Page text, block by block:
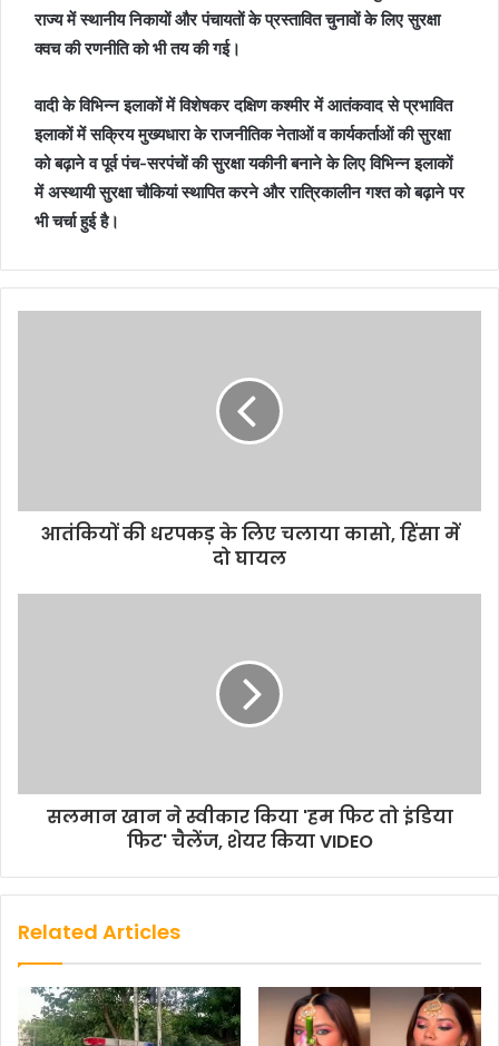
राज्य में स्थानीय निकायों और पंचायतों के प्रस्तावित चुनावों के लिए सुरक्षा
क्वच की रणनीति को भी तय की गई।
वादी के विभिन्न इलाकों में विशेषकर दक्षिण कश्मीर में आतंकवाद से प्रभावित
इलाकों में सक्रिय मुख्यधारा के राजनीतिक नेताओं व कार्यकर्ताओं की सुरक्षा
को बढ़ाने व पूर्व पंच-सरपंचों की सुरक्षा यकीनी बनाने के लिए विभिन्न इलाकों
में अस्थायी सुरक्षा चौकियां स्थापित करने और रात्रिकालीन गश्त को बढ़ाने पर
भी चर्चा हुई है।
आतंकियों की धरपकड़ के लिए चलाया कासो, हिंसा में
दो घायल
सलमान खान ने स्वीकार किया 'हम फिट तो इंडिया
फिट' चैलेंज, शेयर किया VIDEO
Related Articles